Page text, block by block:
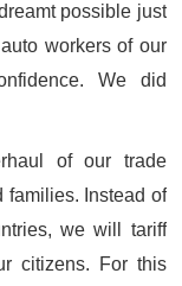
possible just
workers of our
We did
of our trade
families. Instead of
we will tariff
citizens. For this